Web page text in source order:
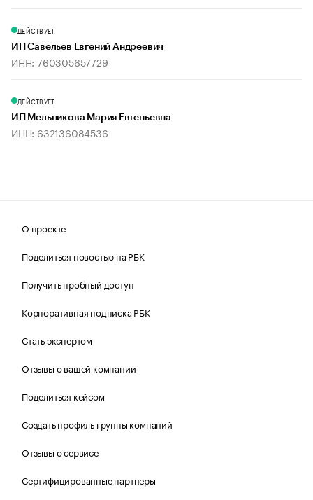
ДЕЙСТВУЕТ
ИП Савельев Евгений Андреевич
ИНН: 760305657729
ДЕЙСТВУЕТ
ИП Мельникова Мария Евгеньевна
ИНН: 632136084536
О проекте
Поделиться новостью на РБК
Получить пробный доступ
Корпоративная подписка РБК
Стать экспертом
Отзывы о вашей компании
Поделиться кейсом
Создать профиль группы компаний
Отзывы о сервисе
Сертифицированные партнеры